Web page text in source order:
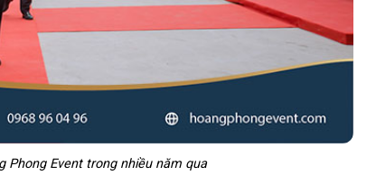
Phong Event trong nhiều năm qua